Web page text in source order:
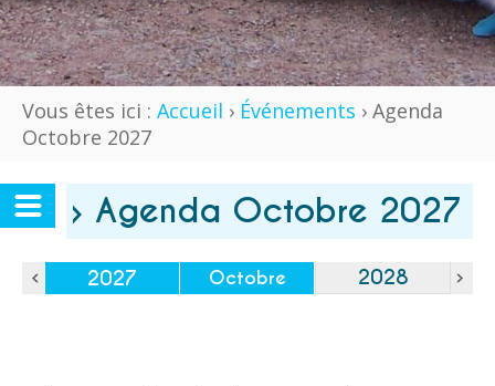
Vous êtes ici : Accueil › Événements › Agenda
Octobre 2027
› Agenda Octobre 2027
2027 Octobre 2028